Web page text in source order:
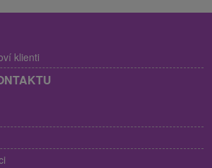
klienti